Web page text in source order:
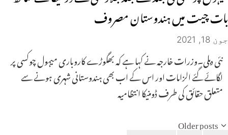
بات چیت میں ہندوستان مصروف
جون 18, 2021
نئی دہلی۔وزرات خارجہ نے کہا ہے کہ بھگوڑے کاروباری میہول چوکسی پر
لگائے گئے الزامات اور اس کے اب بھی ہندوستانی شہری ہونے سے
متعلق حقائق کی طرف ڈومنیکا انتظامیہ
Older posts